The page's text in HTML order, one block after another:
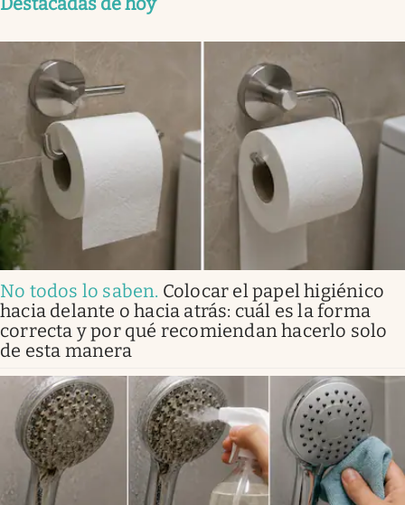
No todos lo saben. Colocar el papel higiénico
hacia delante o hacia atrás: cuál es la forma
correcta y por qué recomiendan hacerlo solo
de esta manera